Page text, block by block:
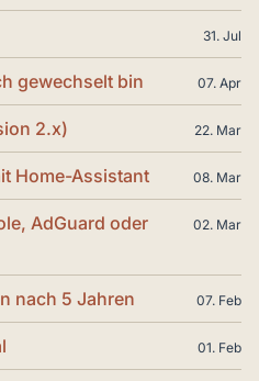
31. Jul
gewechselt bin 07. Apr
2.x) 22. Mar
Home-Assistant 08. Mar
AdGuard oder
02. Mar
nach 5 Jahren 07. Feb
01. Feb